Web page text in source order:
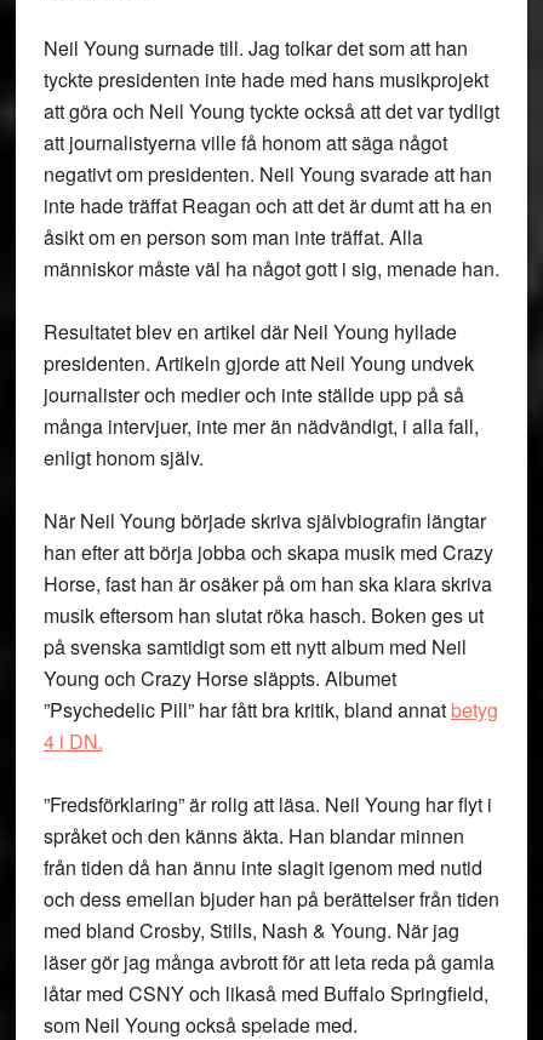
Neil Young surnade till. Jag tolkar det som att han
tyckte presidenten inte hade med hans musikprojekt
att göra och Neil Young tyckte också att det var tydligt
att journalistyerna ville få honom att säga något
negativt om presidenten. Neil Young svarade att han
inte hade träffat Reagan och att det är dumt att ha en
åsikt om en person som man inte träffat. Alla
människor måste väl ha något gott i sig, menade han.
Resultatet blev en artikel där Neil Young hyllade
presidenten. Artikeln gjorde att Neil Young undvek
journalister och medier och inte ställde upp på så
många intervjuer, inte mer än nädvändigt, i alla fall,
enligt honom själv.
När Neil Young började skriva självbiografin längtar
han efter att börja jobba och skapa musik med Crazy
Horse, fast han är osäker på om han ska klara skriva
musik eftersom han slutat röka hasch. Boken ges ut
på svenska samtidigt som ett nytt album med Neil
Young och Crazy Horse släppts. Albumet
”Psychedelic Pill” har fått bra kritik, bland annat betyg
4 i DN.
”Fredsförklaring” är rolig att läsa. Neil Young har flyt i
språket och den känns äkta. Han blandar minnen
från tiden då han ännu inte slagit igenom med nutid
och dess emellan bjuder han på berättelser från tiden
med bland Crosby, Stills, Nash & Young. När jag
läser gör jag många avbrott för att leta reda på gamla
låtar med CSNY och likaså med Buffalo Springfield,
som Neil Young också spelade med.